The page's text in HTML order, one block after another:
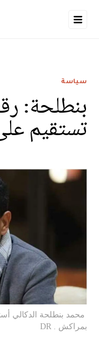
سياسة
بنطلحة:
تستقيم
محمد بنطلحة الدكالي
بمراكش . DR